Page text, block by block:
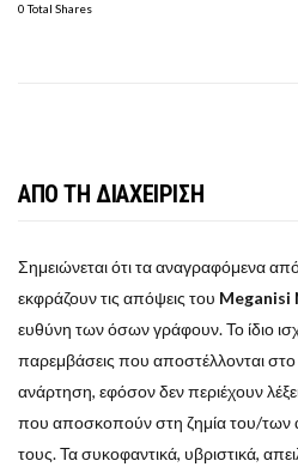
0 Total Shares
ΑΠΟ ΤΗ ΔΙΑΧΕΙΡΙΣΗ
Σημειώνεται ότι τα αναγραφόμενα
εκφράζουν τις απόψεις του Meganisi
ευθύνη των όσων γράφουν. Το ίδιο
παρεμβάσεις που αποστέλλονται
ανάρτηση, εφόσον δεν περιέχουν
που αποσκοπούν στη ζημία του/
τους. Τα συκοφαντικά, υβριστικά,